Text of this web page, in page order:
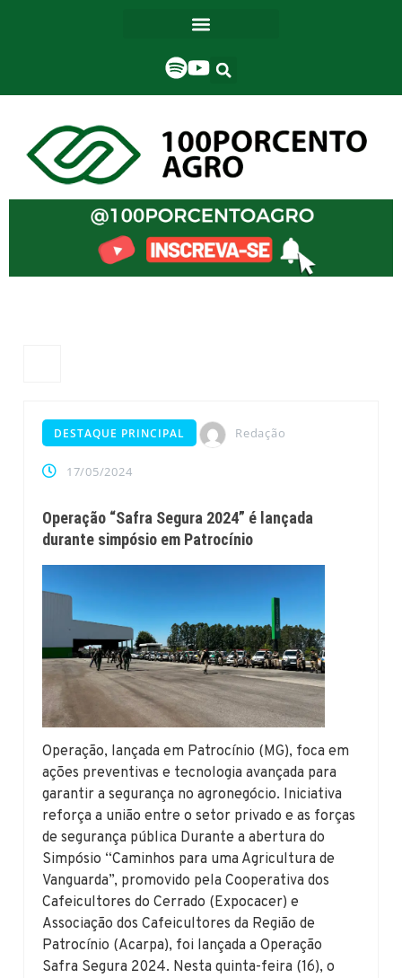
DESTAQUE PRINCIPAL Redação
17/05/2024
Operação “Safra Segura 2024” é lançada
durante simpósio em Patrocínio
Operação, lançada em Patrocínio (MG), foca em
ações preventivas e tecnologia avançada para
garantir a segurança no agronegócio. Iniciativa
reforça a união entre o setor privado e as forças
de segurança pública Durante a abertura do
Simpósio “Caminhos para uma Agricultura de
Vanguarda”, promovido pela Cooperativa dos
Cafeicultores do Cerrado (Expocacer) e
Associação dos Cafeicultores da Região de
Patrocínio (Acarpa), foi lançada a Operação
Safra Segura 2024. Nesta quinta-feira (16), o